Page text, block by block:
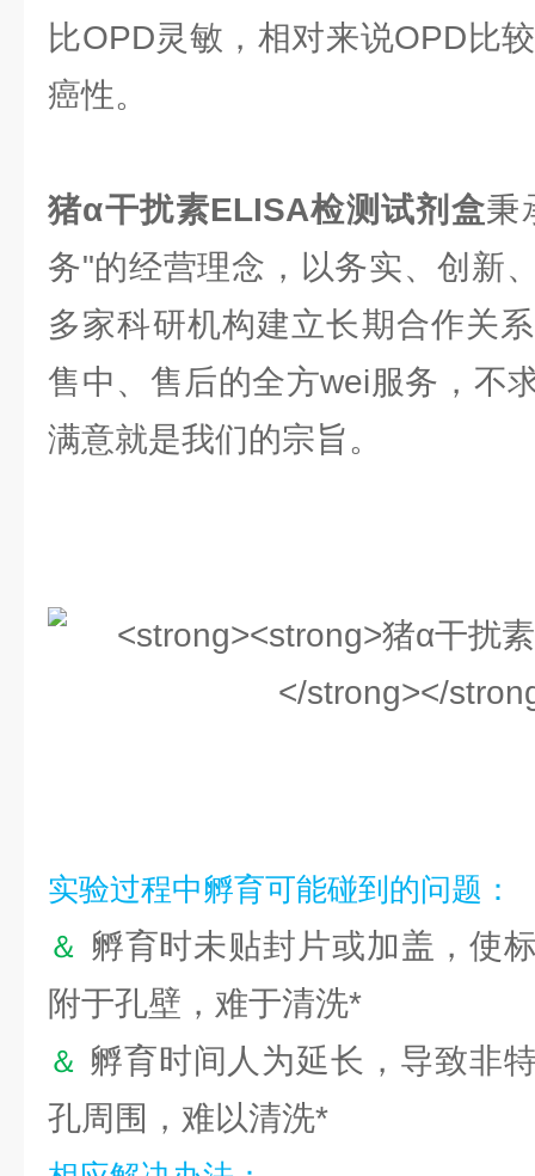
比OPD灵敏，相对来说OPD比
癌性。
猪α干扰素ELISA检测试剂盒秉
务"的经营理念，以务实、创新
多家科研机构建立长期合作关
售中、售后的全方wei服务，不
满意就是我们的宗旨。
实验过程中孵育可能碰到的问题：
＆ 孵育时未贴封片或加盖，使
附于孔壁，难于清洗*
＆ 孵育时间人为延长，导致非
孔周围，难以清洗*